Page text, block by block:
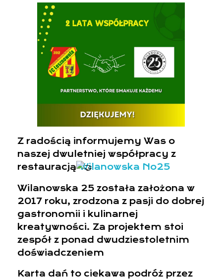
Z radością informujemy Was o
naszej dwuletniej współpracy z
restauracjąWilanowska No25
Wilanowska 25 została założona w
2017 roku, zrodzona z pasji do dobrej
gastronomii i kulinarnej
kreatywności. Za projektem stoi
zespół z ponad dwudziestoletnim
doświadczeniem
Karta dań to ciekawa podróż przez